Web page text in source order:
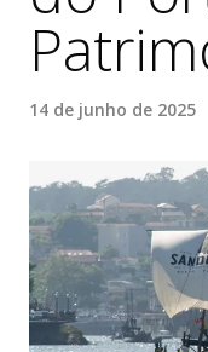
14 de junho de 2025